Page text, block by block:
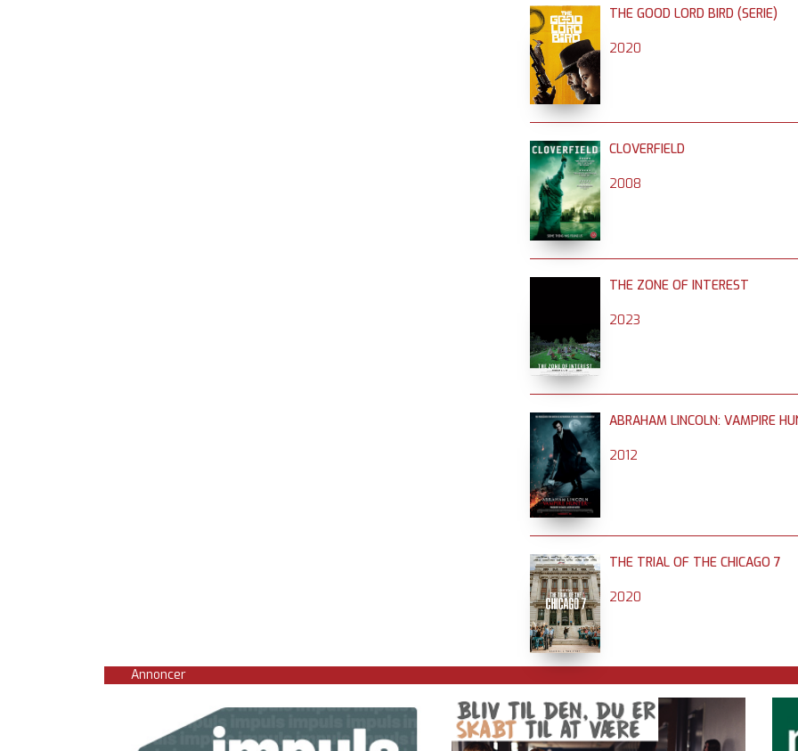
THE GOOD LORD BIRD (SERIE)
2020
CLOVERFIELD
2008
THE ZONE OF INTEREST
2023
ABRAHAM LINCOLN: VAMPIRE
2012
THE TRIAL OF THE CHICAGO 7
2020
Annoncer